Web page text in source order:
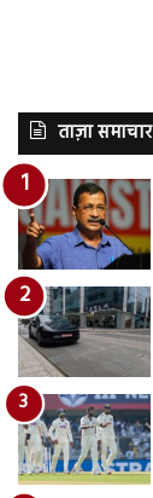
ताज़ा समाचार